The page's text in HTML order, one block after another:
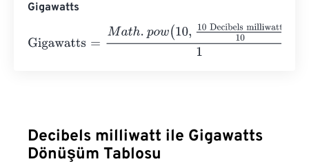
Gigawatts
.pow(10 ,10 Decibels milliwatt10)1e12
Decibels milliwatt ile Gigawatts
Dönüşüm Tablosu